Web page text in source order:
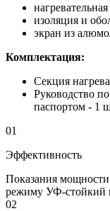
изоляция и
экран из
Комплектация:
Секция
Руководство
паспортом - 1
01
Эффективность
Показания мощности
режиму УФ-стойкий
02